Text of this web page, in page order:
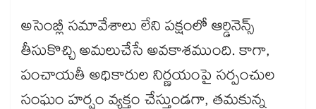
అసెంబ్లీ సమావేశాలు లేని పక్షంలో ఆర్డినెన్స్
తీసుకొచ్చి అమలుచేసే అవకాశముంది. కాగా,
పంచాయతీ అధికారుల నిర్ణయంపై సర్పంచుల
సంఘం హర్షం వ్యక్తం చేస్తుండగా, తమకున్న